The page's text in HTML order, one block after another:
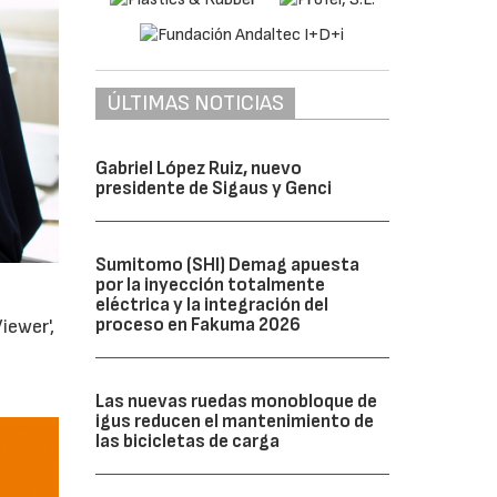
ÚLTIMAS NOTICIAS
Gabriel López Ruiz, nuevo
presidente de Sigaus y Genci
Sumitomo (SHI) Demag apuesta
por la inyección totalmente
eléctrica y la integración del
proceso en Fakuma 2026
Las nuevas ruedas monobloque de
igus reducen el mantenimiento de
las bicicletas de carga